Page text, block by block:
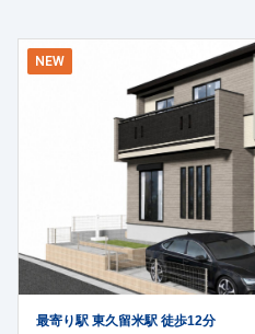
NEW
最寄り駅 東久留米駅 徒歩12分